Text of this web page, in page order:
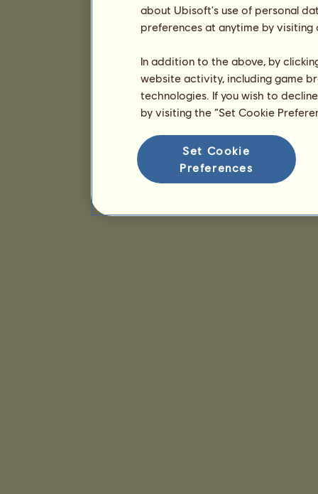
about Ubisoft's use of personal
preferences at anytime by
In addition to the above, by
website activity, including game
technologies. If you wish to
by visiting the “Set Cookie
Set Cookie
Preferences